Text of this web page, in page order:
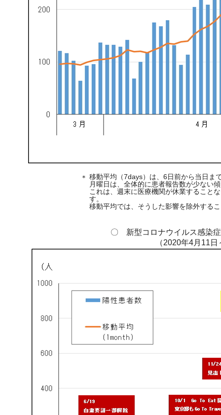
＊ 移動平均（7days）は、6日前から当日ま
月曜日は、全体的に患者報告数が少ない
これは、週末に医療機関が休業すること
す。
移動平均では、そうした影響を除外する
〇 新型コロナウイルス感染
（2020年4月11